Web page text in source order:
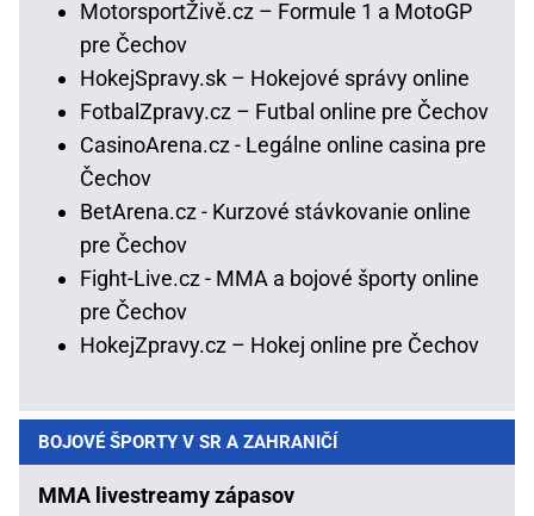
MotorsportŽivě.cz – Formule 1 a MotoGP
pre Čechov
HokejSpravy.sk – Hokejové správy online
FotbalZpravy.cz – Futbal online pre Čechov
CasinoArena.cz - Legálne online casina pre
Čechov
BetArena.cz - Kurzové stávkovanie online
pre Čechov
Fight-Live.cz - MMA a bojové športy online
pre Čechov
HokejZpravy.cz – Hokej online pre Čechov
BOJOVÉ ŠPORTY V SR A ZAHRANIČÍ
MMA livestreamy zápasov